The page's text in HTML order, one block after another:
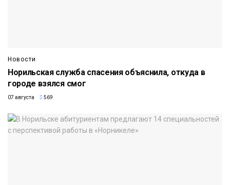
Новости
Норильская служба спасения объяснила, откуда в
городе взялся смог
07 августа 569